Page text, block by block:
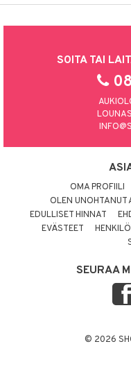
SOITA TAI
OMA PROFIILI
OLEN UNOHTANUT
EDULLISET HINNAT
EVÄSTEET
SEURAA
© 2026